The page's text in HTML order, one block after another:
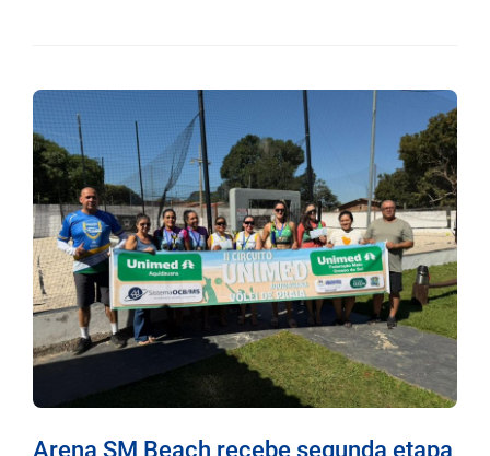
Arena SM Beach recebe segunda etapa